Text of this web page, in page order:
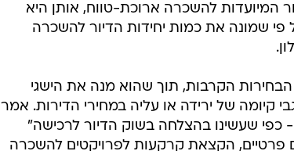
של 65 אלף יחידות דיור המיועדות להשכרה ארוכת-טווח, אותן היא
שמונה את כמות יחידות הדיור להשכרה
הקרבות, תוך שהוא מנה את הישגי
של ירידה או עליה במחירי הדירות. אמר
- כפי שעשינו בהצלחה בשוק הדיור לרכישה"
פרטיים, הקצאת קרקעות לפרויקטים להשכרה